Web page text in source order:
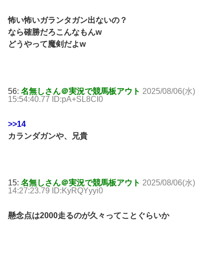
怖い怖いガランタガン出ないの？
なら確勝だろこんなもんw
どうやって魔剣だよw
56: 名無しさん＠実況で競馬板アウト 2025/08/06(水)
15:54:40.77 ID:pA+SL8CI0
>>14
カランダガンや、兄貴
15: 名無しさん＠実況で競馬板アウト 2025/08/06(水)
14:27:23.79 ID:KyRQYyyi0
懸念点は2000走るのが久々ってことぐらいか